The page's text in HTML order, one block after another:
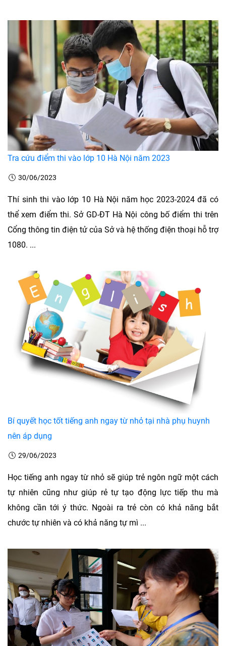
Tra cứu điểm thi vào lớp 10 Hà Nội năm 2023
30/06/2023
Thí sinh thi vào lớp 10 Hà Nội năm học 2023-2024 đã có
thể xem điểm thi. Sở GD-ĐT Hà Nội công bố điểm thi trên
Cổng thông tin điện tử của Sở và hệ thống điện thoại hỗ trợ
1080. ...
Bí quyết học tốt tiếng anh ngay từ nhỏ tại nhà phụ huynh
nên áp dụng
29/06/2023
Học tiếng anh ngay từ nhỏ sẽ giúp trẻ ngôn ngữ một cách
tự nhiên cũng như giúp rẻ tự tạo động lực tiếp thu mà
không cần tới ý thức. Ngoài ra trẻ còn có khả năng bắt
chước tự nhiên và có khả năng tự mì ...